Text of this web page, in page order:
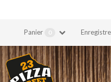
Panier 0